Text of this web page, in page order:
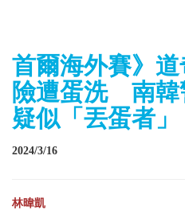
首爾海外賽》
險遭蛋洗 南韓
疑似「丟蛋者」
2024/3/16
林暐凱